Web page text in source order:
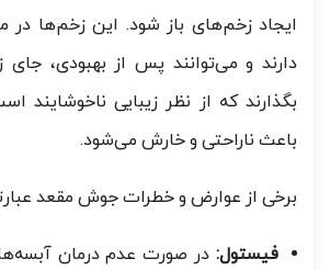
ایجاد زخم‌های باز شود. این زخم‌ها در
دارند و می‌توانند پس از بهبودی، جای
بگذارند که از نظر زیبایی ناخوشایند
باعث ناراحتی و خارش می‌شود.
برخی از عوارض و خطرات جوش مقعد
فیستول: در صورت عدم درمان